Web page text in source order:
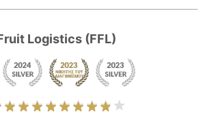
Logistics (FFL)